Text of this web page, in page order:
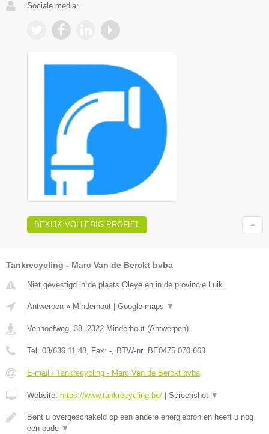
Sociale media:
BEKIJK VOLLEDIG PROFIEL
Tankrecycling - Marc Van de Berckt bvba
Niet gevestigd in de plaats Oleye en in de provincie Luik.
Antwerpen » Minderhout | Google maps ▼
Venhoefweg, 38 2322 Minderhout (Antwerpen)
Tel: 03/636.11.48 , Fax: - , BTW-nr: BE0475.070.663
E-mail › Tankrecycling - Marc Van de Berckt bvba
Website: https://www.tankrecycling.be/ | Screenshot ▼
Bent u overgeschakeld op een andere energiebron en heeft u nog
een oude ▼